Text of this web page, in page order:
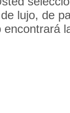
lujo, de
encontrará